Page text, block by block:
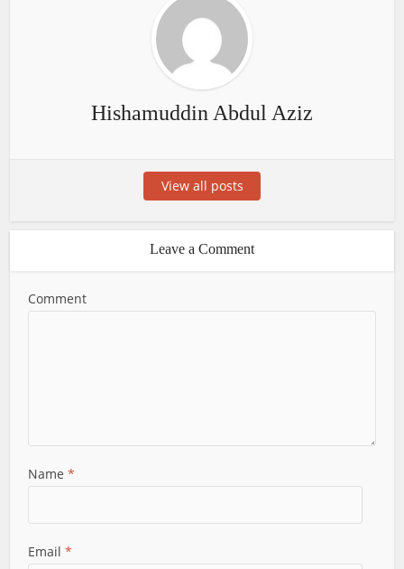
Hishamuddin Abdul Aziz
View all posts
Leave a Comment
Comment
Name*
Email*